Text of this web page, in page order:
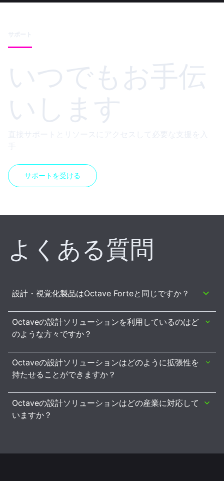
サポート
いつでもお手伝
いします
直接サポートとリソースにアクセスして必要な支援を入
手
サポートを受ける
よくある質問
設計・視覚化製品はOctave Forteと同じですか？
Octaveの設計ソリューションを利用しているのはど
のような方々ですか？
Octaveの設計ソリューションはどのように拡張性を
持たせることができますか？
Octaveの設計ソリューションはどの産業に対応して
いますか？